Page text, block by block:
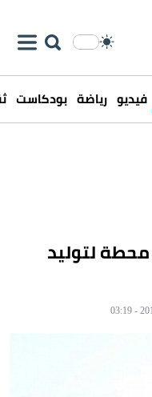
فيديو رياضة بودكاست
محطة لتوليد